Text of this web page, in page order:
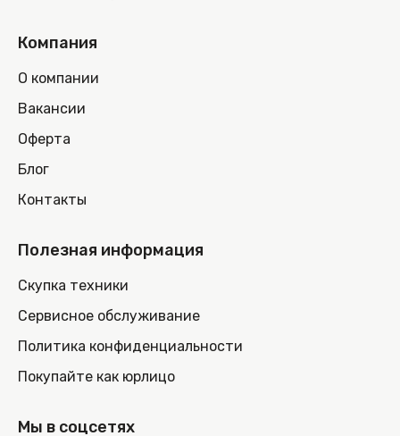
Компания
О компании
Вакансии
Оферта
Блог
Контакты
Полезная информация
Скупка техники
Сервисное обслуживание
Политика конфиденциальности
Покупайте как юрлицо
Мы в соцсетях